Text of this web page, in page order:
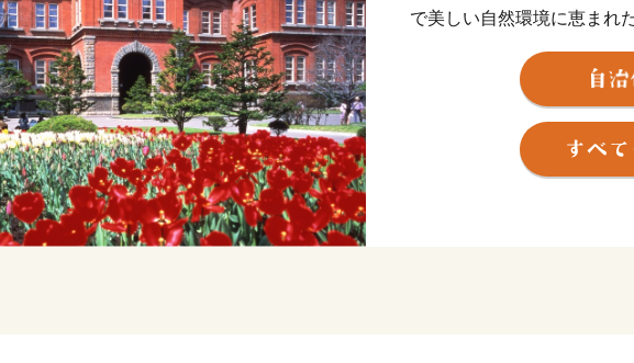
で美しい自然環境に恵まれ
温帯気候の北限であると
の平均気温は６～10℃程度
冷涼低湿で梅雨や台風の影
花が一斉に咲き乱れる春
やかな夏。川にサケが遡